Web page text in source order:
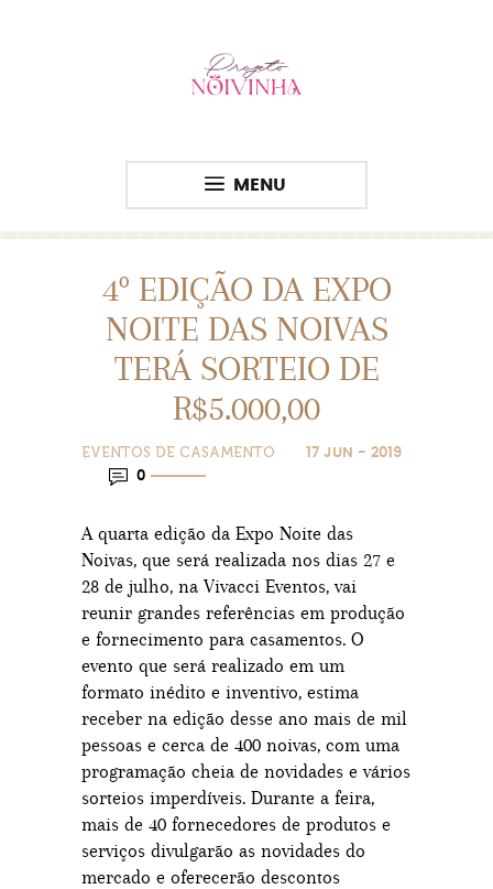
MENU
4º EDIÇÃO DA EXPO
NOITE DAS NOIVAS
TERÁ SORTEIO DE
R$5.000,00
EVENTOS DE CASAMENTO
17 JUN - 2019
0
A quarta edição da Expo Noite das
Noivas, que será realizada nos dias 27 e
28 de julho, na Vivacci Eventos, vai
reunir grandes referências em produção
e fornecimento para casamentos. O
evento que será realizado em um
formato inédito e inventivo, estima
receber na edição desse ano mais de mil
pessoas e cerca de 400 noivas, com uma
programação cheia de novidades e vários
sorteios imperdíveis. Durante a feira,
mais de 40 fornecedores de produtos e
serviços divulgarão as novidades do
mercado e oferecerão descontos